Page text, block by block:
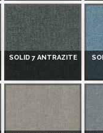
SOLID 7 ANTRAZITE